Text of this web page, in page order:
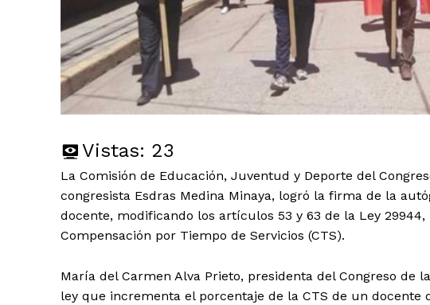
Vistas: 23
La Comisión de Educación, Juventud y Deporte del
congresista Esdras Medina Minaya, logró la firma de la
docente, modificando los artículos 53 y 63 de la Ley
Compensación por Tiempo de Servicios (CTS).
María del Carmen Alva Prieto, presidenta del Congreso de
ley que incrementa el porcentaje de la CTS de un docente